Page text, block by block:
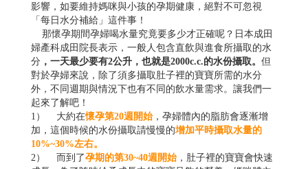
影響，如要維持媽咪與小孩的孕期健康，絕對不可忽視
「每日水分補給」這件事！
那懷孕期間孕婦喝水量究竟要多少才正確呢？日本成田
婦產科成田院長表示，一般人包含直飲與進食所攝取的水
分 ，一天最少要有2公升，也就是2000c.c.的水份攝取。 但
對於孕婦來說，除了須多攝取肚子裡的寶寶所需的水分
外，不同週期與情況下也有不同的飲水量需求。讓我們一
起來了解吧！
1） 大約在懷孕第20週開始，孕婦體內的脂肪會逐漸增
加，這個時候的水份攝取請慢慢的增加平時攝取水量的
10%~30%左右。
2） 而到了孕期的第30~40週開始，肚子裡的寶寶會快速